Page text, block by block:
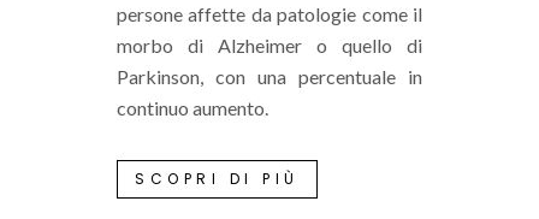
persone affette da patologie come il
morbo di Alzheimer o quello di
Parkinson, con una percentuale in
continuo aumento.
SCOPRI DI PIÙ